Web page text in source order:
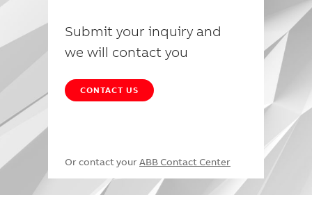
Submit your inquiry and
we will contact you
CONTACT US
Or contact your ABB Contact Center